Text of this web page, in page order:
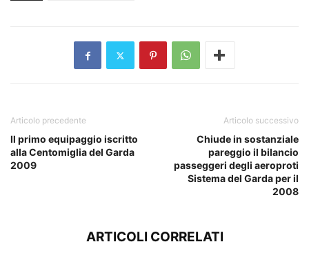
Articolo precedente
Il primo equipaggio iscritto
alla Centomiglia del Garda
2009
Articolo successivo
Chiude in sostanziale
pareggio il bilancio
passeggeri degli aeroproti
Sistema del Garda per il
2008
ARTICOLI CORRELATI